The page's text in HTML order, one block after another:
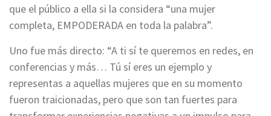
que el público a ella si la considera “una mujer
completa, EMPODERADA en toda la palabra”.
Uno fue más directo: “A ti sí te queremos en redes, en
conferencias y más… Tú sí eres un ejemplo y
representas a aquellas mujeres que en su momento
fueron traicionadas, pero que son tan fuertes para